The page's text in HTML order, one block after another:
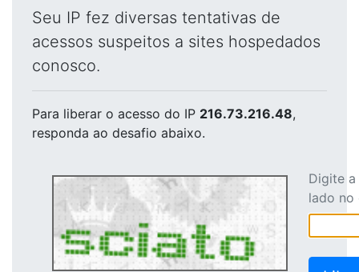
Seu IP fez diversas tentativas de
acessos suspeitos a sites hospedados
conosco.
Para liberar o acesso do IP 216.73.216.48,
responda ao desafio abaixo.
Digite
lado no